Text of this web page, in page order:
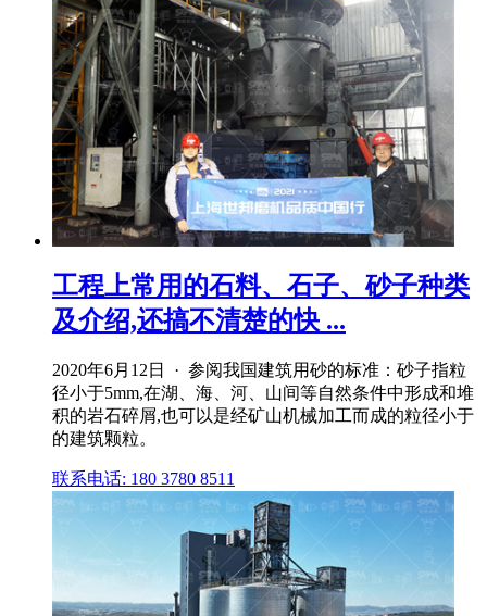
工程上常用的石料、石子、砂子种类
及介绍,还搞不清楚的快 ...
2020年6月12日 · 参阅我国建筑用砂的标准：砂子指粒
径小于5mm,在湖、海、河、山间等自然条件中形成和堆
积的岩石碎屑,也可以是经矿山机械加工而成的粒径小于
的建筑颗粒。
联系电话: 180 3780 8511